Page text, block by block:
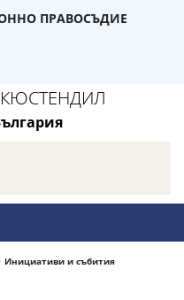
ПРАВОСЪДИЕ
Инициативи и събития